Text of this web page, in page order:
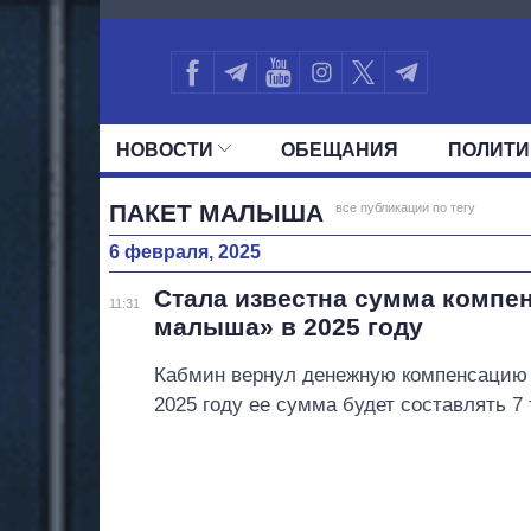
2174
НОВОСТИ ОБЕЩАНИЯ
ВСЕ ПОЛИТИКИ ПРЕЗИДЕНТ И
ПАКЕТ МАЛЫША все публикации по тегу
6 февраля, 2025
11:31
Стала известна сумма
малыша» в 2025 году
Кабмин вернул денежную
2025 году ее сумма будет составлять 7